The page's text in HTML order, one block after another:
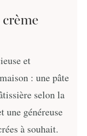
et
: une pâte
selon la
généreuse
à souhait.